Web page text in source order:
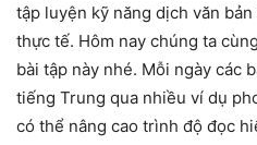
tập luyện kỹ năng dịch văn
thực tế. Hôm nay chúng ta
bài tập này nhé. Mỗi ngày các
tiếng Trung qua nhiều ví dụ
có thể nâng cao trình độ đọc